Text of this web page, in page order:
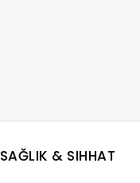
SAĞLIK & SIHHAT